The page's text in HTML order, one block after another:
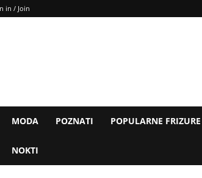
in / Join
MODA POZNATI POPULARNE FRIZURE
NOKTI